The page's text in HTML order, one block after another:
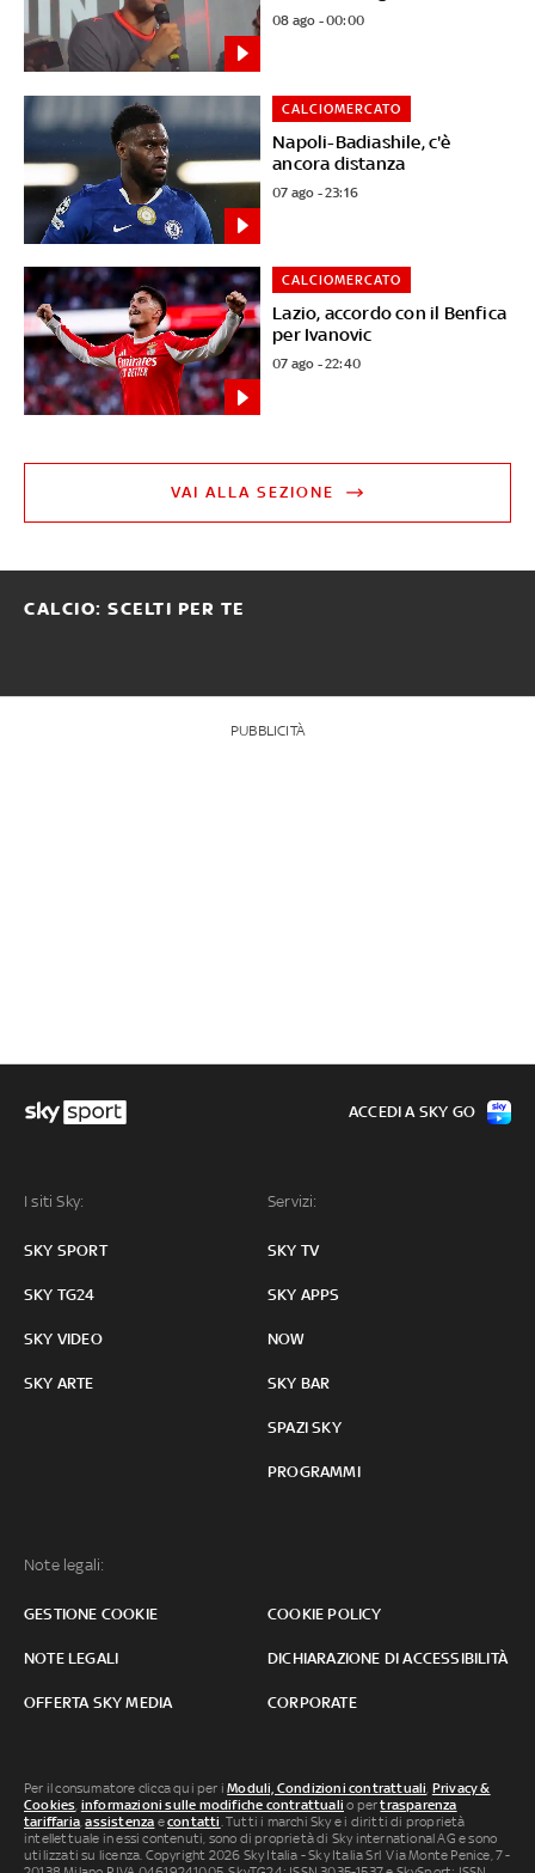
08 ago - 00:00
Napoli-Badiashile, c'è
ancora distanza
CALCIOMERCATO
07 ago - 23:16
Lazio, accordo con il Benfica
per Ivanovic
CALCIOMERCATO
07 ago - 22:40
VAI ALLA SEZIONE
CALCIO: SCELTI PER TE
PUBBLICITÀ
I siti Sky:
SKY SPORT
SKY TG24
SKY VIDEO
SKY ARTE
Servizi:
SKY TV
SKY APPS
NOW
SKY BAR
SPAZI SKY
PROGRAMMI
Note legali:
GESTIONE COOKIE COOKIE POLICY
NOTE LEGALI DICHIARAZIONE DI ACCESSIBILITÀ
OFFERTA SKY MEDIA CORPORATE
ACCEDI A SKY GO
Per il consumatore clicca qui per iModuli, Condizioni contrattuali, Privacy &
Cookies, informazioni sulle modifiche contrattuali o pertrasparenza
tariffaria,assistenza econtatti. Tutti i marchi Sky e i diritti di proprietà
intellettuale in essi contenuti, sono di proprietà di Sky international AG e sono
utilizzati su licenza. Copyright 2026 Sky Italia - Sky Italia Srl Via Monte Penice, 7 -